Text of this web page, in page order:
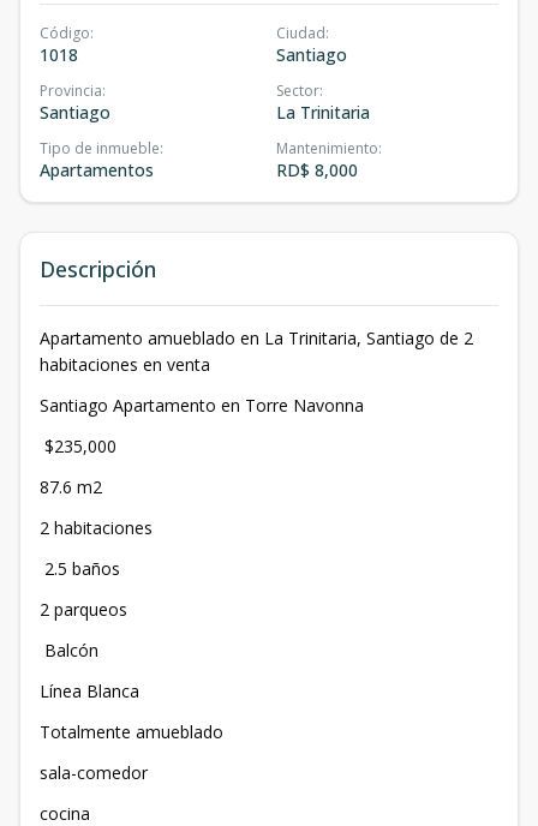
Código:
1018
Ciudad:
Santiago
Provincia:
Santiago
Sector:
La Trinitaria
Tipo de inmueble:
Apartamentos
Mantenimiento:
RD$ 8,000
Descripción
Apartamento amueblado en La Trinitaria, Santiago de 2
habitaciones en venta
Santiago Apartamento en Torre Navonna
$235,000
87.6 m2
2 habitaciones
2.5 baños
2 parqueos
Balcón
Línea Blanca
Totalmente amueblado
sala-comedor
cocina